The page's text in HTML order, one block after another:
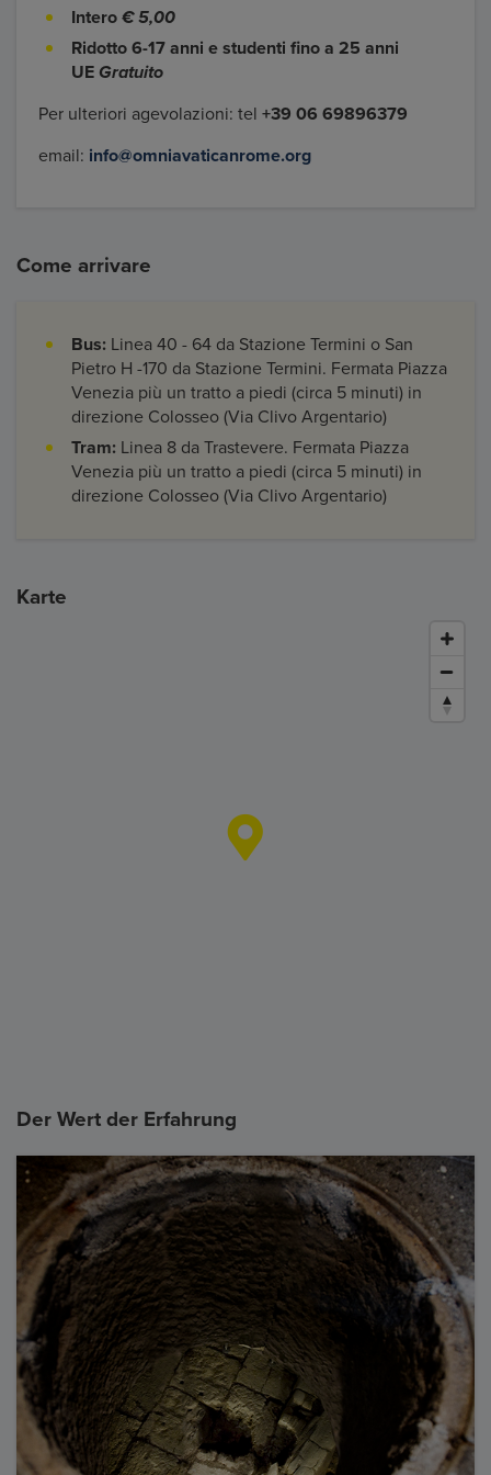
Intero € 5,00
Ridotto 6-17 anni e studenti fino a 25 anni
UE Gratuito
Per ulteriori agevolazioni: tel +39 06 69896379
email: info@omniavaticanrome.org
Come arrivare
Bus: Linea 40 - 64 da Stazione Termini o San
Pietro H -170 da Stazione Termini. Fermata Piazza
Venezia più un tratto a piedi (circa 5 minuti) in
direzione Colosseo (Via Clivo Argentario)
Tram: Linea 8 da Trastevere. Fermata Piazza
Venezia più un tratto a piedi (circa 5 minuti) in
direzione Colosseo (Via Clivo Argentario)
Karte
Der Wert der Erfahrung